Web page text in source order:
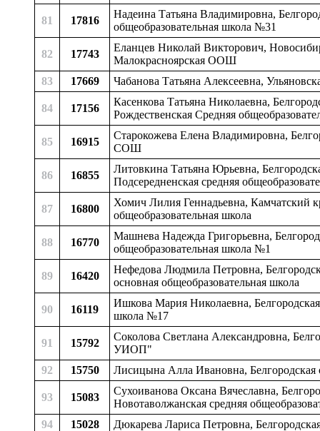
81 17816
Надеина Татьяна Владимировна,
общеобразовательная школа №31
82 17743
Еланцев Николай Викторович,
Малокрасноярская ООШ
83
17669 Чабанова Татьяна Алексеевна,
84 17156
Касенкова Татьяна Николаевна,
Рождественская Средняя
85 16915
Старокожева Елена Владимировна,
СОШ
86 16855
Литовкина Татьяна Юрьевна,
Подсередненская средняя
87 16800
Хомич Лилия Геннадьевна, Камчатский
общеобразовательная школа
88 16770
Машнева Надежда Григорьевна,
общеобразовательная школа №1
89 16420
Нефедова Людмила Петровна,
основная общеобразовательная школа
90 16119
Ишкова Мария Николаевна,
школа №17
91 15792
Соколова Светлана Александровна,
УИОП"
92
15750 Лисицына Алла Ивановна,
93 15083
Сухоиванова Оксана Вячеславна,
Новотаволжанская средняя
94
15028 Дюкарева Лариса Петровна,